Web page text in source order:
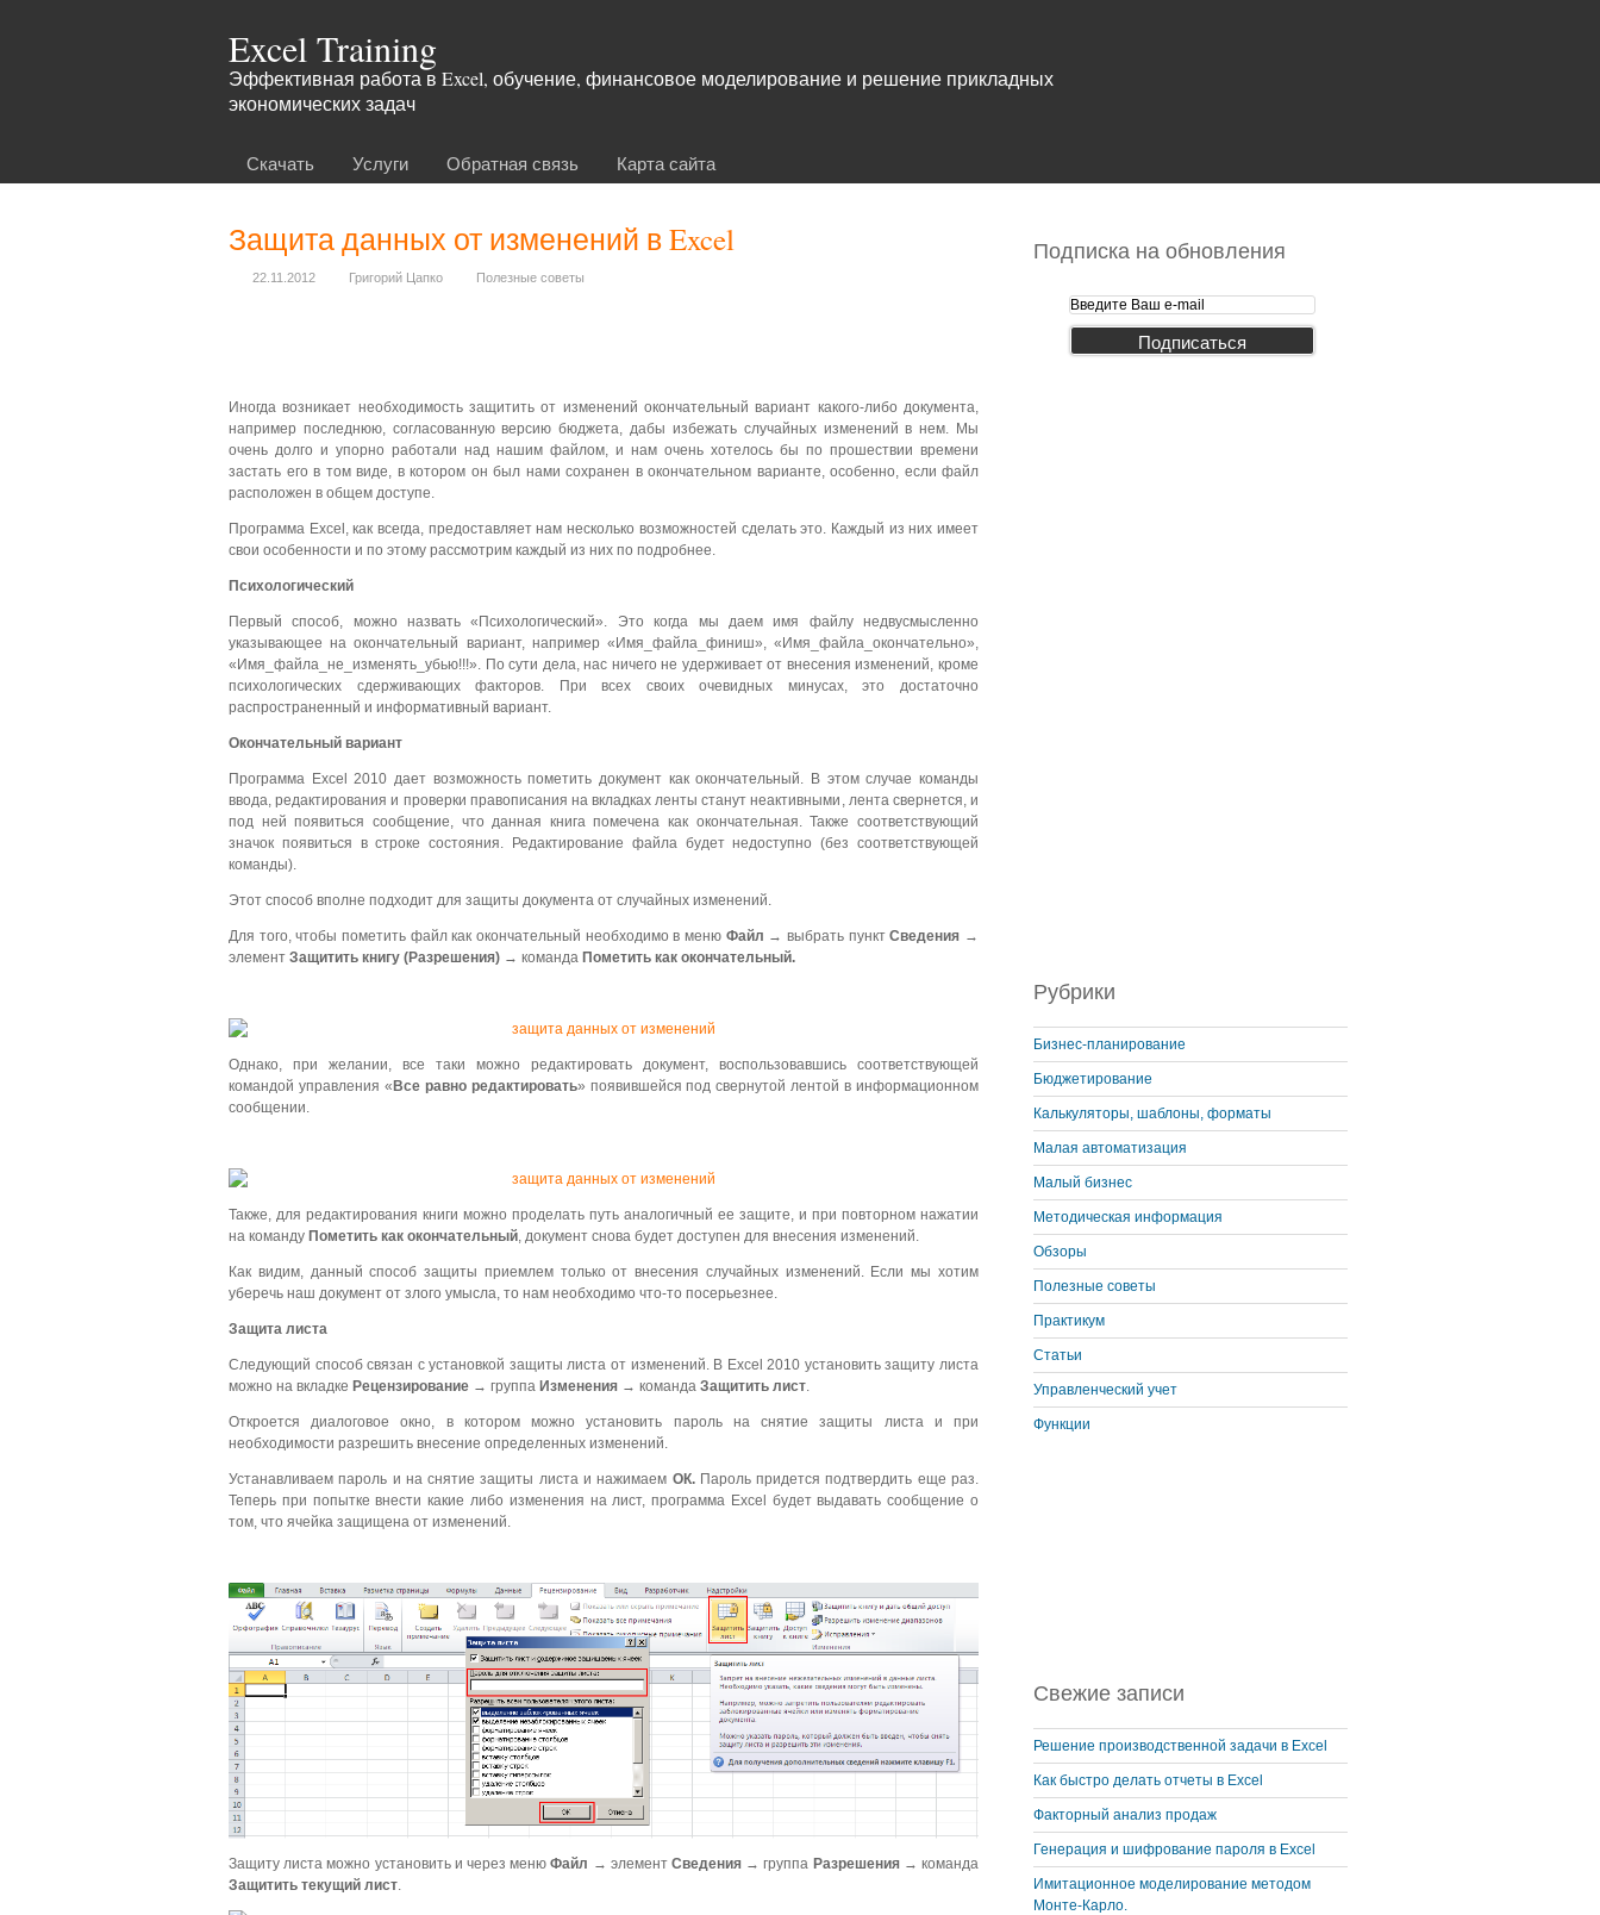
Excel Training
Эффективная работа в Excel, обучение, финансовое моделирование и решение прикладных
экономических задач
Скачать
Факторный анализ
Кредитный калькулятор
Точка безубыточности
Фитнес-калькулятор
Общепит
Услуги Обратная связь Карта сайта
Защита данных от изменений в Excel
22.11.2012 Григорий Цапко Полезные советы
Иногда возникает необходимость защитить от изменений окончательный вариант какого-либо документа,
например последнюю, согласованную версию бюджета, дабы избежать случайных изменений в нем. Мы
очень долго и упорно работали над нашим файлом, и нам очень хотелось бы по прошествии времени
застать его в том виде, в котором он был нами сохранен в окончательном варианте, особенно, если файл
расположен в общем доступе.
Программа Excel, как всегда, предоставляет нам несколько возможностей сделать это. Каждый из них имеет
свои особенности и по этому рассмотрим каждый из них по подробнее.
Психологический
Первый способ, можно назвать «Психологический». Это когда мы даем имя файлу недвусмысленно
указывающее на окончательный вариант, например «Имя_файла_финиш», «Имя_файла_окончательно»,
«Имя_файла_не_изменять_убью!!!». По сути дела, нас ничего не удерживает от внесения изменений, кроме
психологических сдерживающих факторов. При всех своих очевидных минусах, это достаточно
распространенный и информативный вариант.
Окончательный вариант
Программа Excel 2010 дает возможность пометить документ как окончательный. В этом случае команды
ввода, редактирования и проверки правописания на вкладках ленты станут неактивными, лента свернется, и
под ней появиться сообщение, что данная книга помечена как окончательная. Также соответствующий
значок появиться в строке состояния. Редактирование файла будет недоступно (без соответствующей
команды).
Этот способ вполне подходит для защиты документа от случайных изменений.
Для того, чтобы пометить файл как окончательный необходимо в меню Файл → выбрать пунктСведения →
элемент Защитить книгу (Разрешения) → команда Пометить как окончательный.
Однако, при желании, все таки можно редактировать документ, воспользовавшись соответствующей
командой управления « Все равно редактировать» появившейся под свернутой лентой в информационном
сообщении.
Также, для редактирования книги можно проделать путь аналогичный ее защите, и при повторном нажатии
на команду Пометить как окончательный, документ снова будет доступен для внесения изменений.
Как видим, данный способ защиты приемлем только от внесения случайных изменений. Если мы хотим
уберечь наш документ от злого умысла, то нам необходимо что-то посерьезнее.
Защита листа
Следующий способ связан с установкой защиты листа от изменений. В Excel 2010 установить защиту листа
можно на вкладке Рецензирование → группа Изменения → команда Защитить лист.
Откроется диалоговое окно, в котором можно установить пароль на снятие защиты листа и при
необходимости разрешить внесение определенных изменений.
Устанавливаем пароль и на снятие защиты листа и нажимаем ОК. Пароль придется подтвердить еще раз.
Теперь при попытке внести какие либо изменения на лист, программа Excel будет выдавать сообщение о
том, что ячейка защищена от изменений.
Защиту листа можно установить и через менюФайл → элементСведения → группа Разрешения→ команда
Защитить текущий лист.
Подписка на обновления
Рубрики
Бизнес-планирование
Бюджетирование
Калькуляторы, шаблоны, форматы
Малая автоматизация
Малый бизнес
Методическая информация
Обзоры
Полезные советы
Практикум
Статьи
Управленческий учет
Функции
Свежие записи
Решение производственной задачи в Excel
Как быстро делать отчеты в Excel
Факторный анализ продаж
Генерация и шифрование пароля в Excel
Имитационное моделирование методом
Монте-Карло.